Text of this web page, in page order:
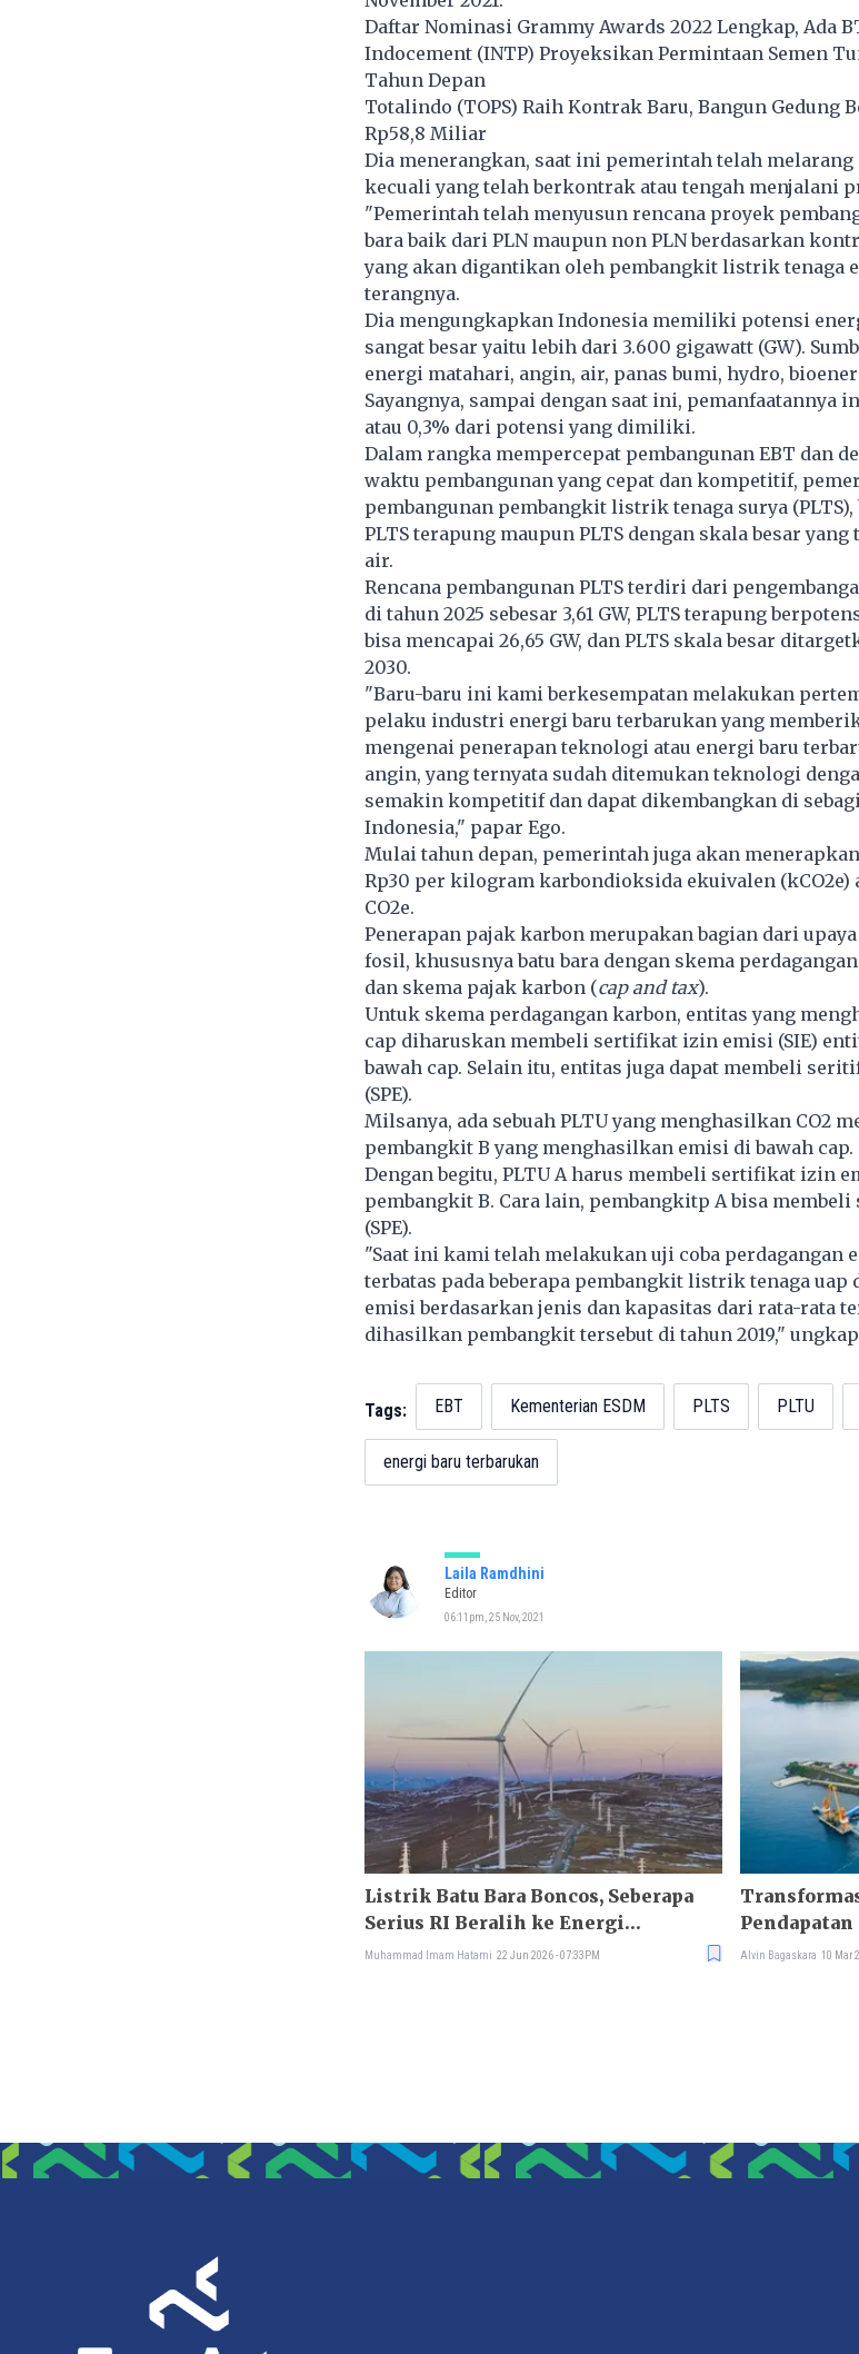
Daftar Nominasi Grammy Awards 2022 Lengkap, Ada
Indocement (INTP) Proyeksikan Permintaan Semen
Tahun Depan
Totalindo (TOPS) Raih Kontrak Baru, Bangun Gedung
Rp58,8 Miliar
Dia menerangkan, saat ini pemerintah telah melarang
kecuali yang telah berkontrak atau tengah menjalani
"Pemerintah telah menyusun rencana proyek
bara baik dari PLN maupun non PLN berdasarkan
yang akan digantikan oleh pembangkit listrik tenaga
terangnya.
Dia mengungkapkan Indonesia memiliki potensi
sangat besar yaitu lebih dari 3.600 gigawatt (GW).
energi matahari, angin, air, panas bumi, hydro,
Sayangnya, sampai dengan saat ini, pemanfaatannya
atau 0,3% dari potensi yang dimiliki.
Dalam rangka mempercepat pembangunan EBT dan
waktu pembangunan yang cepat dan kompetitif,
pembangunan pembangkit listrik tenaga surya
PLTS terapung maupun PLTS dengan skala besar
air.
Rencana pembangunan PLTS terdiri dari
di tahun 2025 sebesar 3,61 GW, PLTS terapung
bisa mencapai 26,65 GW, dan PLTS skala besar
2030.
"Baru-baru ini kami berkesempatan melakukan
pelaku industri energi baru terbarukan yang
mengenai penerapan teknologi atau energi baru
angin, yang ternyata sudah ditemukan teknologi
semakin kompetitif dan dapat dikembangkan di
Indonesia," papar Ego.
Mulai tahun depan, pemerintah juga akan
Rp30 per kilogram karbondioksida ekuivalen (kCO2e)
CO2e.
Penerapan pajak karbon merupakan bagian dari
fosil, khususnya batu bara dengan skema
dan skema pajak karbon (cap and tax).
Untuk skema perdagangan karbon, entitas yang
cap diharuskan membeli sertifikat izin emisi (SIE)
bawah cap. Selain itu, entitas juga dapat membeli
(SPE).
Milsanya, ada sebuah PLTU yang menghasilkan CO2
pembangkit B yang menghasilkan emisi di bawah cap.
Dengan begitu, PLTU A harus membeli sertifikat izin
pembangkit B. Cara lain, pembangkitp A bisa
(SPE).
"Saat ini kami telah melakukan uji coba perdagangan
terbatas pada beberapa pembangkit listrik tenaga uap
emisi berdasarkan jenis dan kapasitas dari rata-rata
dihasilkan pembangkit tersebut di tahun 2019," ungkap
Tags: EBT Kementerian ESDM PLTS PLTU
energi baru terbarukan
Laila Ramdhini
Editor
06:11pm, 25 Nov, 2021
Listrik Batu Bara Boncos, Seberapa
Serius RI Beralih ke Energi
Terbarukan?
Muhammad Imam Hatami 22 Jun 2026 - 07:33PM
Persen
Alvin Bagaskara 10 Mar